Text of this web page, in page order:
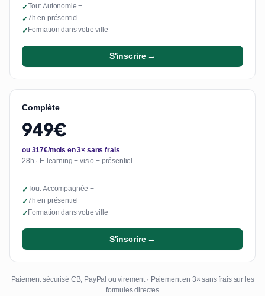
✓Tout Autonomie +
✓7h en présentiel
✓Formation dans votre ville
S'inscrire →
Complète
949€
ou 317€/mois en 3× sans frais
28h · E-learning + visio + présentiel
✓Tout Accompagnée +
✓7h en présentiel
✓Formation dans votre ville
S'inscrire →
Paiement sécurisé CB, PayPal ou virement · Paiement en 3× sans frais sur les
formules directes